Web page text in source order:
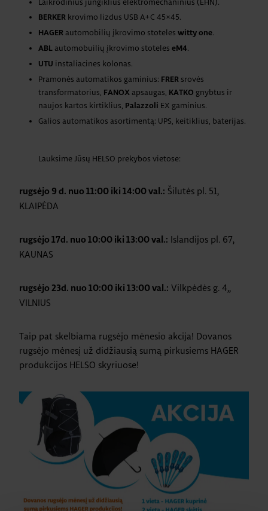
BERKER krovimo lizdus USB A+C 45×45.
HAGER automobilių įkrovimo stoteles witty one.
ABL automobuilių įkrovimo stoteles eM4.
UTU instaliacines kolonas.
Pramonės automatikos gaminius: FRER srovės
transformatorius,
FANOX apsaugas, KATKO gnybtus ir
naujos kartos kirtiklius,
Palazzoli EX gaminius.
Galios automatikos asortimentą: UPS, keitiklius, baterijas.
Lauksime Jūsų HELSO prekybos vietose:
rugsėjo 9 d. nuo 11:00 iki 14:00 val.: Šilutės pl. 51,
KLAIPĖDA
rugsėjo 17d. nuo 10:00 iki 13:00 val.: Islandijos pl. 67,
KAUNAS
rugsėjo 23d. nuo 10:00 iki 13:00 val.: Vilkpėdės g. 4,,
VILNIUS
Taip pat skelbiama rugsėjo mėnesio akcija! Dovanos
rugsėjo mėnesį už didžiausią sumą pirkusiems HAGER
produkcijos HELSO skyriuose!